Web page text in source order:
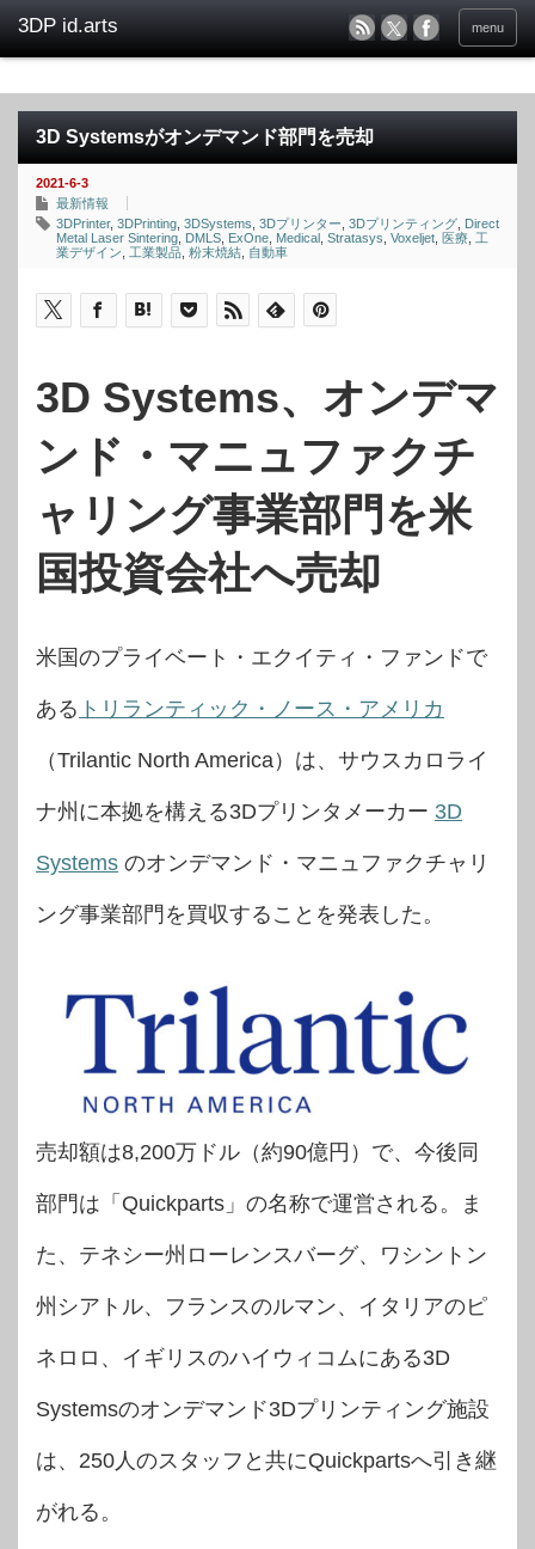
menu
3D Systemsがオンデマンド部門を売却
2021-6-3
最新情報
3DPrinter, 3DPrinting 3DSystems 3Dプリンター 3Dプリンティング Direct
Metal Laser Sintering DMLS ExOne Medical Stratasys Voxeljet 医療 工
業デザイン
工業製品 粉末焼結 自動車
3D Systems、オンデマ
ンド・マニュファクチ
ャリング事業部門を米
国投資会社へ売却
米国のプライベート・エクイティ・ファンドで
ある トリランティック・ノース・アメリカ
（Trilantic North America）は、サウスカロライ
ナ州に本拠を構える3Dプリンタメーカー 3D
Systems のオンデマンド・マニュファクチャリ
ング事業部門を買収することを発表した。
売却額は8,200万ドル（約90億円）で、今後同
部門は「Quickparts」の名称で運営される。ま
た、テネシー州ローレンスバーグ、ワシントン
州シアトル、フランスのルマン、イタリアのピ
ネロロ、イギリスのハイウィコムにある3D
Systemsのオンデマンド3Dプリンティング施設
は、250人のスタッフと共にQuickpartsへ引き継
がれる。